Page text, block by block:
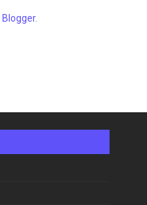
Blogger.